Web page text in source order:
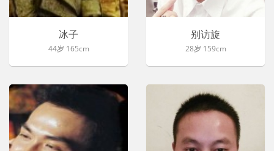
冰子
44岁 165cm
别访旋
28岁 159cm